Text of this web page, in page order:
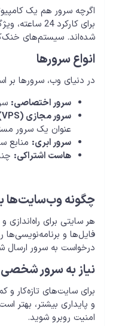
اگرچه سرور هم یک
شده‌اند. سیستم‌های
انواع سرورها
در دنیای وب، سرورها بر
سرور اختصاصی:
سرور مجازی (VPS):
عنوان یک سرور
سرور ابری: منابع
هاست اشتراکی:
چگونه وب‌سایت‌ها
هر سایتی برای
فایل‌ها و
درخواست به سرور ارسال
نیاز به سرور
برای سایت‌های تازه‌کار و
و پایداری بیشتر، بهتر
امنیت روبرو شوید.